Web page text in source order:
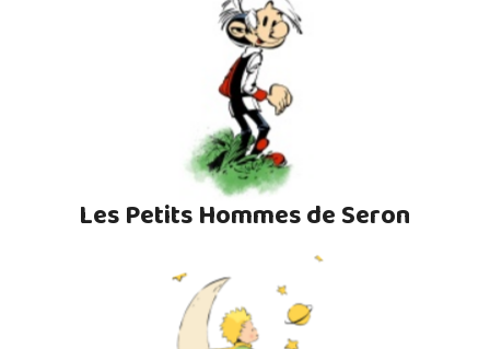
Les Petits Hommes de Seron